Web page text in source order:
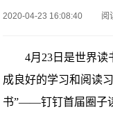
2020-04-23 16:08:40 阅
4月23日是世界
成良好的学习和阅读
书”——钉钉首届圈子